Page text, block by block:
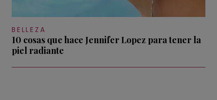
BELLEZA
10 cosas que hace Jennifer Lopez para tener la
piel radiante